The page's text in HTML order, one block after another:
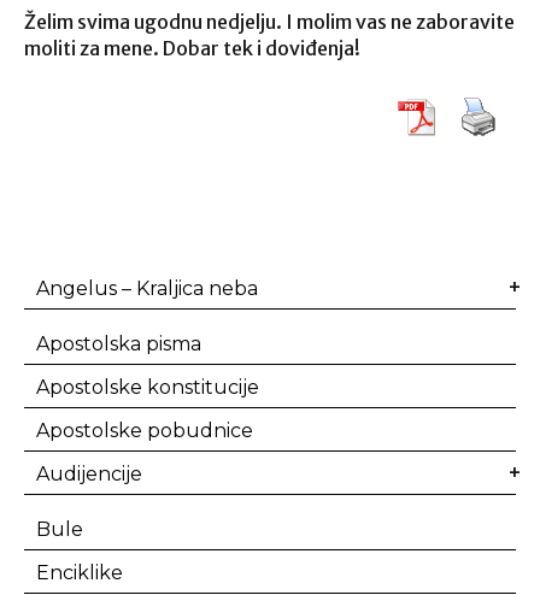
Želim svima ugodnu nedjelju. I molim vas ne zaboravite
moliti za mene. Dobar tek i doviđenja!
Angelus – Kraljica neba
Apostolska pisma
Apostolske konstitucije
Apostolske pobudnice
Audijencije
Bule
Enciklike